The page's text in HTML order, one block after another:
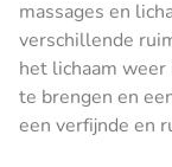
massages en
verschillende
het lichaam
te brengen en
een verfijnde en